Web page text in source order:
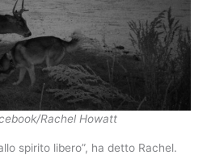
Rachel Howatt
spirito libero”, ha detto Rachel.